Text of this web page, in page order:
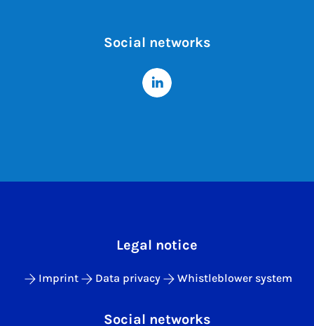
Social networks
Legal notice
Imprint Data privacy Whistleblower system
Social networks